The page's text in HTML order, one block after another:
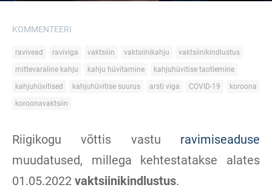
KOMMENTEERI
ravivead raviviga vaktsiiin vaktsiinikahju
vaktsiinikindlustus
mittevaraline kahju
kahju hüvitamine
kahjuhüvitise taotlemine
kahjuhüvitised
kahjuhüvitise suurus arsti viga COVID-19
koroona
koroonavaktsiin
Riigikogu võttis vastu ravimiseaduse
muudatused, millega kehtestatakse alates
01.05.2022 vaktsiinikindlustus.